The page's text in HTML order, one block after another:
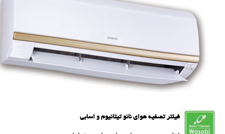
فیلتر تصفیه هوای نانو تیتانیوم و اسابی